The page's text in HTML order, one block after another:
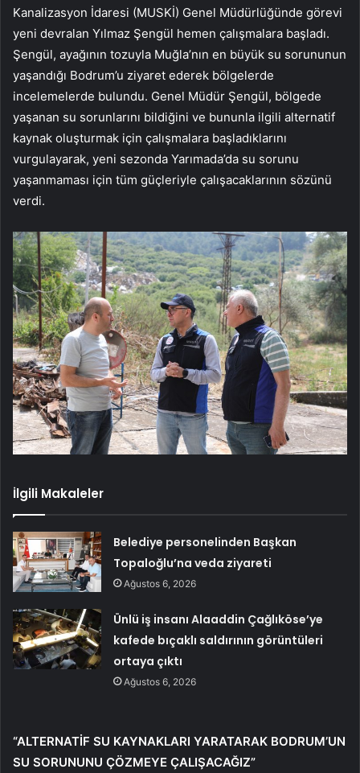
Kanalizasyon İdaresi (MUSKİ) Genel Müdürlüğünde görevi
yeni devralan Yılmaz Şengül hemen çalışmalara başladı.
Şengül, ayağının tozuyla Muğla’nın en büyük su sorununun
yaşandığı Bodrum’u ziyaret ederek bölgelerde
incelemelerde bulundu. Genel Müdür Şengül, bölgede
yaşanan su sorunlarını bildiğini ve bununla ilgili alternatif
kaynak oluşturmak için çalışmalara başladıklarını
vurgulayarak, yeni sezonda Yarımada’da su sorunu
yaşanmaması için tüm güçleriyle çalışacaklarının sözünü
verdi.
İlgili Makaleler
Belediye personelinden Başkan
Topaloğlu’na veda ziyareti
Ağustos 6, 2026
Ünlü iş insanı Alaaddin Çağlıköse’ye
kafede bıçaklı saldırının görüntüleri
ortaya çıktı
Ağustos 6, 2026
“ALTERNATİF SU KAYNAKLARI YARATARAK BODRUM’UN
SU SORUNUNU ÇÖZMEYE ÇALIŞACAĞIZ”